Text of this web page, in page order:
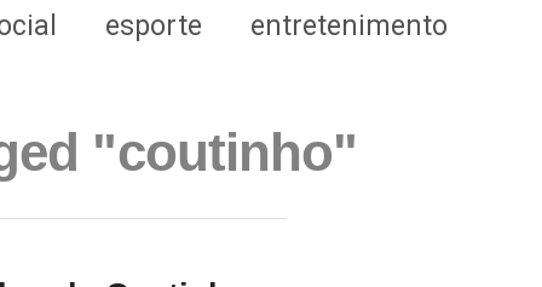
esporte entretenimento
"coutinho"